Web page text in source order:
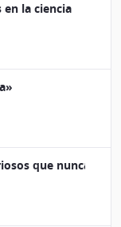
la ciencia
que nunca